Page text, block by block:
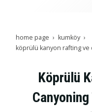
home page
kumköy
köprülü kanyon rafting ve
Köprülü